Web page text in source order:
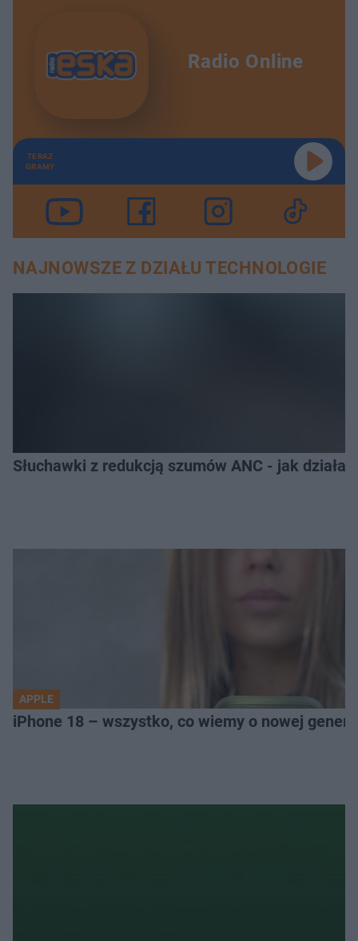
Radio Online
TERAZ
GRAMY
NAJNOWSZE Z DZIAŁU TECHNOLOGIE
Słuchawki z redukcją szumów ANC - jak
APPLE
iPhone 18 – wszystko, co wiemy o nowej